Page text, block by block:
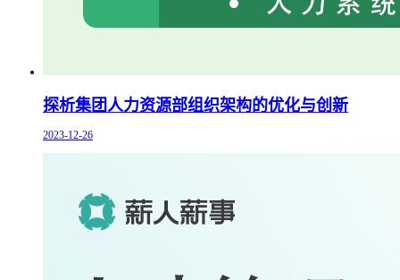
探析集团人力资源部组织架构的优化与创新
2023-12-26